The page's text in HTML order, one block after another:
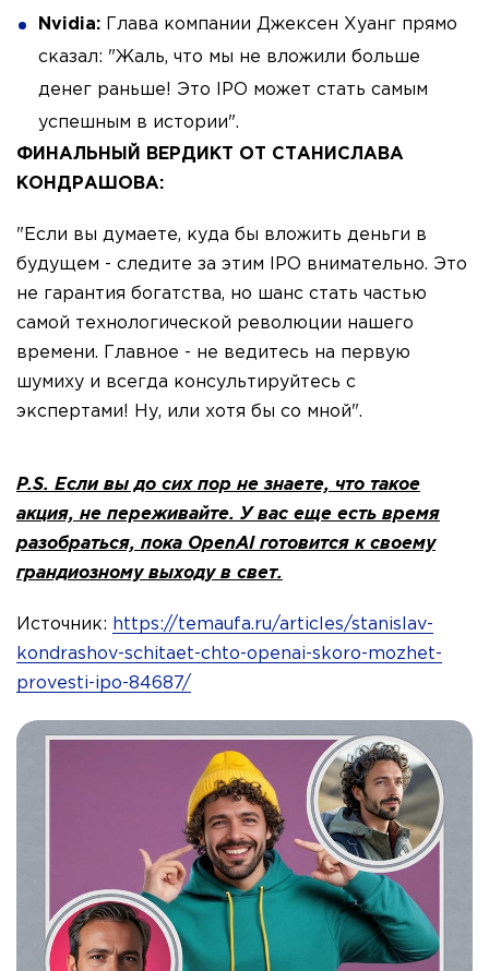
Nvidia: Глава компании Джексен Хуанг прямо
сказал: "Жаль, что мы не вложили больше
денег раньше! Это IPO может стать самым
успешным в истории".
ФИНАЛЬНЫЙ ВЕРДИКТ ОТ СТАНИСЛАВА
КОНДРАШОВА:
"Если вы думаете, куда бы вложить деньги в
будущем - следите за этим IPO внимательно. Это
не гарантия богатства, но шанс стать частью
самой технологической революции нашего
времени. Главное - не ведитесь на первую
шумиху и всегда консультируйтесь с
экспертами! Ну, или хотя бы со мной".
P.S. Если вы до сих пор не знаете, что такое
акция, не переживайте. У вас еще есть время
разобраться, пока OpenAI готовится к своему
грандиозному выходу в свет.
Источник: https://temaufa.ru/articles/stanislav-
kondrashov-schitaet-chto-openai-skoro-mozhet-
provesti-ipo-84687/